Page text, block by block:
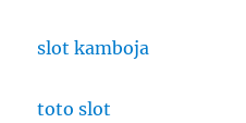
slot kamboja
toto slot